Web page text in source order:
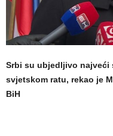
Srbi su ubjedljivo najveći
svjetskom ratu, rekao je
BiH